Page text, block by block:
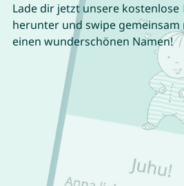
Lade dir jetzt unsere kostenlose
herunter und swipe
einen wunderschönen Namen!